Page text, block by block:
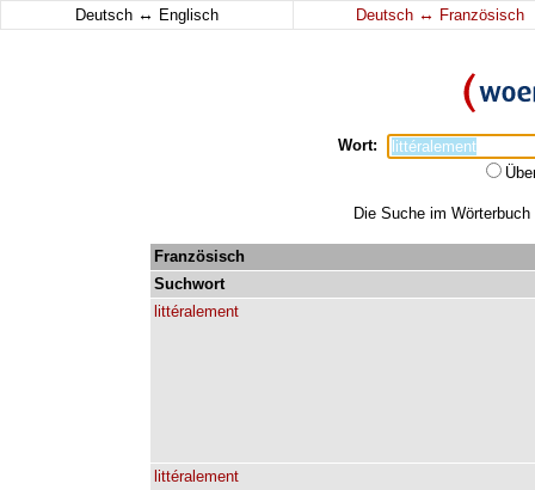
Deutsch ↔ Englisch Deutsch ↔ Französisch
Wort:
Die Suche im
Französisch
Suchwort
littéralement
littéralement